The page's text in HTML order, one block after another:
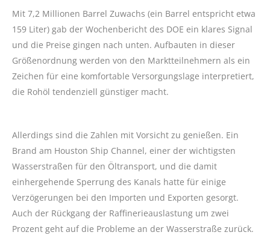
Mit 7,2 Millionen Barrel Zuwachs (ein Barrel entspricht etwa
159 Liter) gab der Wochenbericht des DOE ein klares Signal
und die Preise gingen nach unten. Aufbauten in dieser
Größenordnung werden von den Marktteilnehmern als ein
Zeichen für eine komfortable Versorgungslage interpretiert,
die Rohöl tendenziell günstiger macht.
Allerdings sind die Zahlen mit Vorsicht zu genießen. Ein
Brand am Houston Ship Channel, einer der wichtigsten
Wasserstraßen für den Öltransport, und die damit
einhergehende Sperrung des Kanals hatte für einige
Verzögerungen bei den Importen und Exporten gesorgt.
Auch der Rückgang der Raffinerieauslastung um zwei
Prozent geht auf die Probleme an der Wasserstraße zurück.